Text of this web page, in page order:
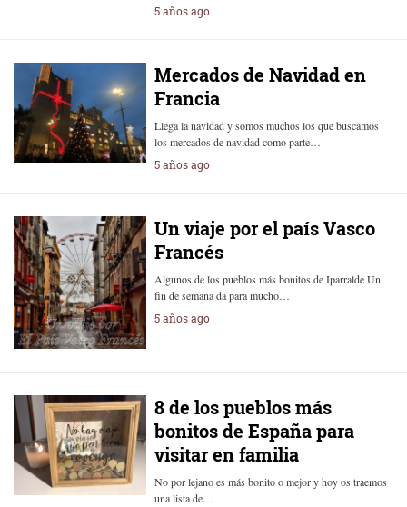
5 años ago
Mercados de Navidad en
Francia
Llega la navidad y somos muchos los que buscamos
los mercados de navidad como parte…
5 años ago
Un viaje por el país Vasco
Francés
Algunos de los pueblos más bonitos de Iparralde Un
fin de semana da para mucho…
5 años ago
8 de los pueblos más
bonitos de España para
visitar en familia
No por lejano es más bonito o mejor y hoy os traemos
una lista de…